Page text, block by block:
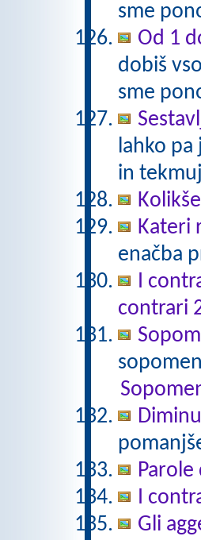
sme
Od 1
dobiš
sme
lahko
in
Kateri
enačba
I
contrari
Parole
I
Gli